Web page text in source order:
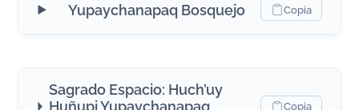
Yupaychanapaq Bosquejo Copia
Sagrado Espacio: Huch’uy
Huñupi Yupaychanapaq
Copia